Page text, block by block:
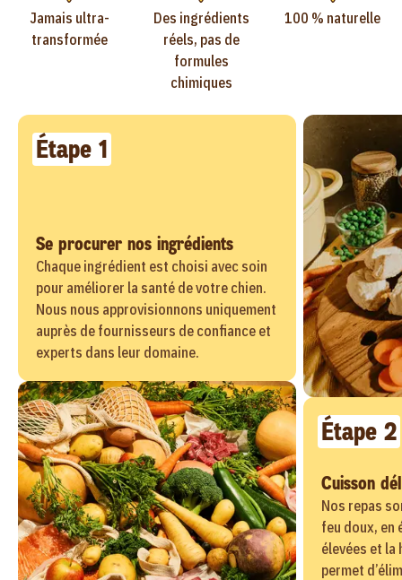
Jamais ultra-
transformée
Des ingrédients
réels, pas de
formules
chimiques
100 % naturelle
Étape 1
Se procurer nos ingrédients
Chaque ingrédient est choisi avec soin
pour améliorer la santé de votre chien.
Nous nous approvisionnons uniquement
auprès de fournisseurs de confiance et
experts dans leur domaine.
Étape 2
Cuisson
Nos repas
feu doux, en
élevées et la
permet